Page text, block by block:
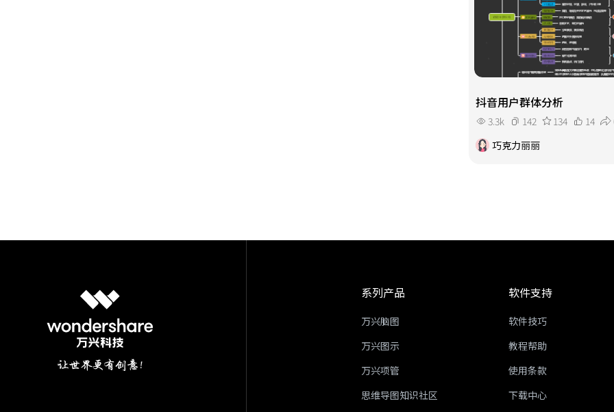
抖音用户群体分析
3.3k 142 134 14
巧克力丽丽
系列产品
万兴脑图
万兴图示
万兴项管
思维导图知识社区
软件支持
软件技巧
教程帮助
使用条款
下载中心